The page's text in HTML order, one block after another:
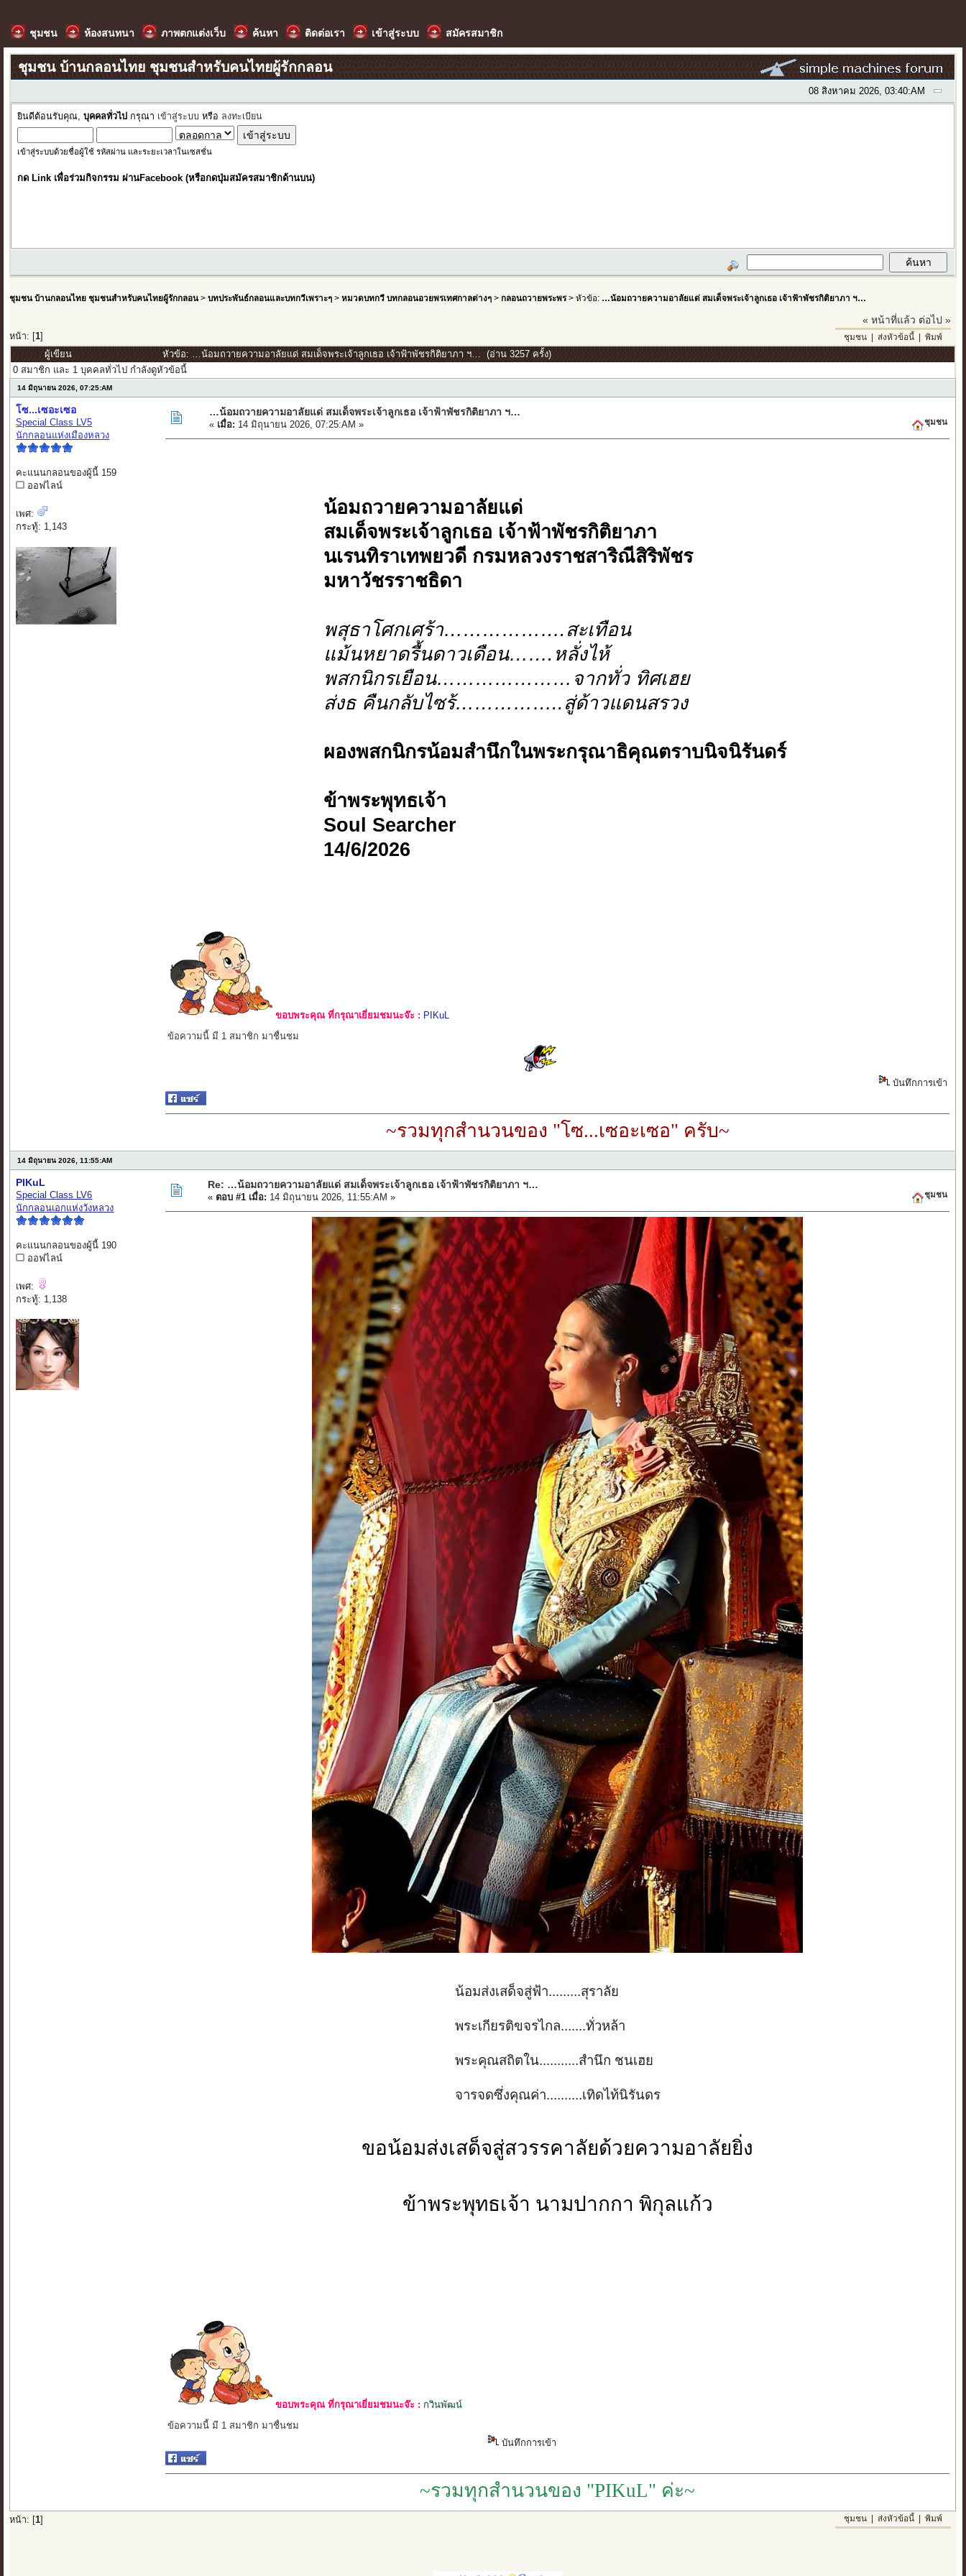
ชุมชน ห้องสนทนา ภาพตกแต่งเว็บ ค้นหา ติดต่อเรา เข้าสู่ระบบ สมัครสมาชิก
ชุมชน บ้านกลอนไทย ชุมชนสำหรับคนไทยผู้รักกลอน
08 สิงหาคม 2026, 03:40:AM
ยินดีต้อนรับคุณ,บุคคลทั่วไป กรุณา เข้าสู่ระบบ หรือ ลงทะเบียน
เข้าสู่ระบบด้วยชื่อผู้ใช้ รหัสผ่าน และระยะเวลาในเซสชั่น
กด Link เพื่อร่วมกิจกรรม ผ่านFacebook (หรือกดปุ่มสมัครสมาชิกด้านบน)
ชุมชน บ้านกลอนไทย ชุมชนสำหรับคนไทยผู้รักกลอน >บทประพันธ์กลอนและบทกวีเพราะๆ >หมวดบทกวี บทกลอนอวยพรเทศกาลต่างๆ >กลอนถวายพระพร> หัวข้อ: …น้อมถวายความอาลัยแด่ สมเด็จพระเจ้าลูกเธอ เจ้าฟ้าพัชรกิติยาภา ฯ…
หน้า: [1
« หน้าที่แล้ว ต่อไป »
ชุมชน| ส่งหัวข้อนี้| พิมพ์
ผู้เขียน
หัวข้อ: …น้อมถวายความอาลัยแด่ สมเด็จพระเจ้าลูกเธอ เจ้าฟ้าพัชรกิติยาภา ฯ… (อ่าน 3257 ครั้ง)
0 สมาชิก และ 1 บุคคลทั่วไป กำลังดูหัวข้อนี้
14 มิถุนายน 2026, 07:25:AM
โซ...เซอะเซอ
Special Class LV5
นักกลอนแห่งเมืองหลวง
คะแนนกลอนของผู้นี้ 159
ออฟไลน์
เพศ:
กระทู้: 1,143
…น้อมถวายความอาลัยแด่ สมเด็จพระเจ้าลูกเธอ เจ้าฟ้าพัชรกิติยาภา ฯ…
« เมื่อ: 14 มิถุนายน 2026, 07:25:AM » ชุมชน
น้อมถวายความอาลัยแด่
สมเด็จพระเจ้าลูกเธอ เจ้าฟ้าพัชรกิติยาภา
นเรนทิราเทพยวดี กรมหลวงราชสาริณีสิริพัชร
มหาวัชรราชธิดา
พสุธาโศกเศร้า……………….สะเทือน
แม้นหยาดรื้นดาวเดือน…….หลั่งไห้
พสกนิกรเยือน…………………จากทั่ว ทิศเฮย
ส่งธ คืนกลับไซร้……………..สู่ด้าวแดนสรวง
ผองพสกนิกรน้อมสำนึกในพระกรุณาธิคุณตราบนิจนิรันดร์
ข้าพระพุทธเจ้า
Soul Searcher
14/6/2026
ขอบพระคุณ ที่กรุณาเยี่ยมชมนะจ๊ะ : PIKuL
ข้อความนี้ มี 1 สมาชิก มาชื่นชม
บันทึกการเข้า
~รวมทุกสำนวนของ "โซ...เซอะเซอ" ครับ~
14 มิถุนายน 2026, 11:55:AM
PIKuL
Special Class LV6
นักกลอนเอกแห่งวังหลวง
คะแนนกลอนของผู้นี้ 190
ออฟไลน์
เพศ:
กระทู้: 1,138
Re: …น้อมถวายความอาลัยแด่ สมเด็จพระเจ้าลูกเธอ เจ้าฟ้าพัชรกิติยาภา ฯ…
« ตอบ #1 เมื่อ: 14 มิถุนายน 2026, 11:55:AM » ชุมชน
น้อมส่งเสด็จสู่ฟ้า.........สุราลัย
พระเกียรติขจรไกล.......ทั่วหล้า
พระคุณสถิตใน...........สำนึก ชนเฮย
จารจดซึ่งคุณค่า..........เทิดไท้นิรันดร
ขอน้อมส่งเสด็จสู่สวรรคาลัยด้วยความอาลัยยิ่ง
ข้าพระพุทธเจ้า นามปากกา พิกุลแก้ว
ขอบพระคุณ ที่กรุณาเยี่ยมชมนะจ๊ะ : กวินพัฒน์
ข้อความนี้ มี 1 สมาชิก มาชื่นชม
บันทึกการเข้า
~รวมทุกสำนวนของ "PIKuL" ค่ะ~
หน้า: [1 ชุมชน| ส่งหัวข้อนี้| พิมพ์